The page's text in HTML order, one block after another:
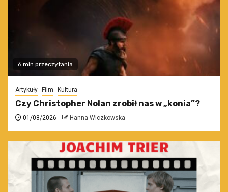
6 min przeczytania
Artykuły Film Kultura
Czy Christopher Nolan zrobił nas w „konia”?
01/08/2026 Hanna Wiczkowska